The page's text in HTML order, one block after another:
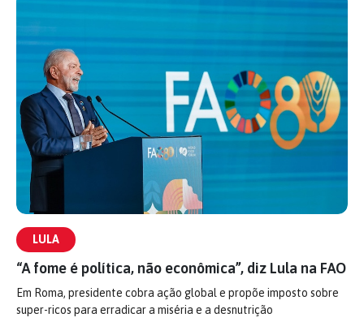
LULA
“A fome é política, não econômica”, diz Lula na FAO
Em Roma, presidente cobra ação global e propõe imposto sobre
super-ricos para erradicar a miséria e a desnutrição